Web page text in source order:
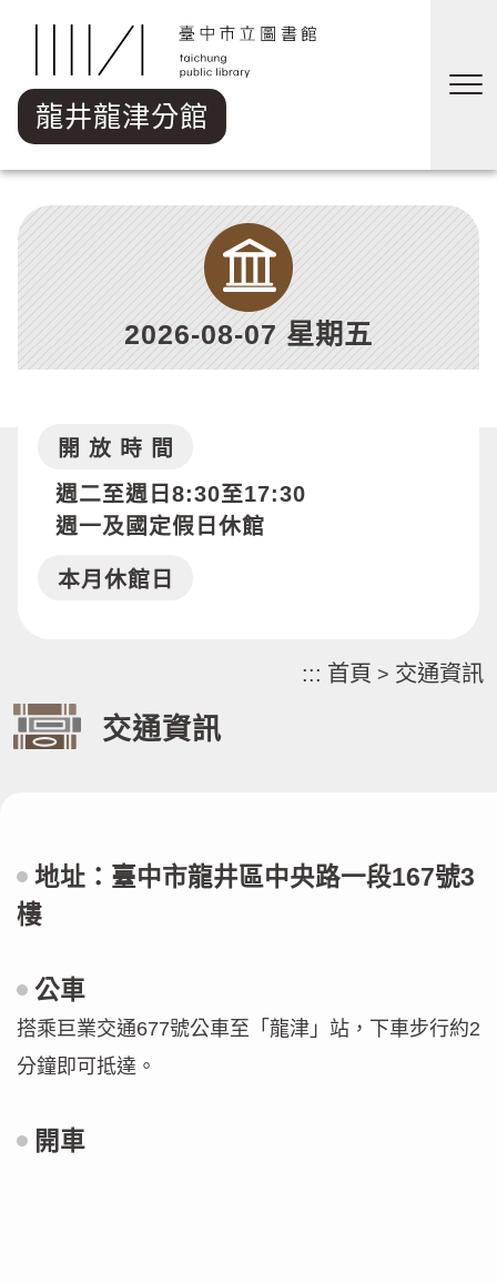
龍井龍津分館
2026-08-07 星期五
開 放 時 間
週二至週日8:30至17:30
週一及國定假日休館
本月休館日
交通資訊
::: 首頁 > 交通資訊
地址：臺中市龍井區中央路一段167號3
樓
公車
搭乘巨業交通677號公車至「龍津」站，下車步行約2
分鐘即可抵達。
開車